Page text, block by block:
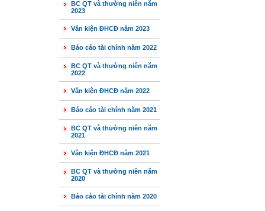
BC QT và thường niên năm
2023
Văn kiện ĐHCĐ năm 2023
Báo cáo tài chính năm 2022
BC QT và thường niên năm
2022
Văn kiện ĐHCĐ năm 2022
Báo cáo tài chính năm 2021
BC QT và thường niên năm
2021
Văn kiện ĐHCĐ năm 2021
BC QT và thường niên năm
2020
Báo cáo tài chính năm 2020